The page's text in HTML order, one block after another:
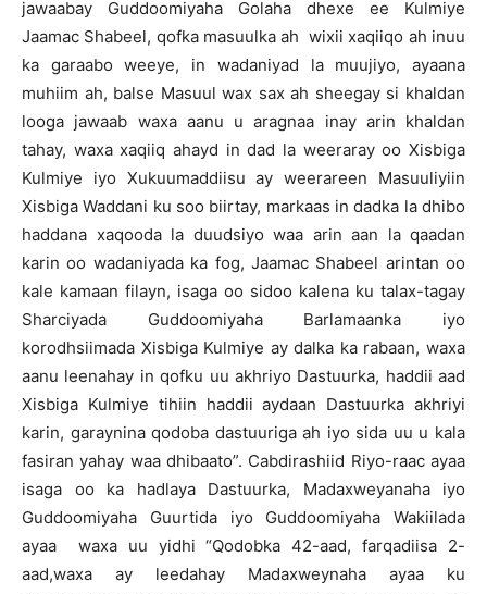
jawaabay Guddoomiyaha Golaha dhexe ee Kulmiye
Jaamac Shabeel, qofka masuulka ah wixii xaqiiqo ah inuu
ka garaabo weeye, in wadaniyad la muujiyo, ayaana
muhiim ah, balse Masuul wax sax ah sheegay si khaldan
looga jawaab waxa aanu u aragnaa inay arin khaldan
tahay, waxa xaqiiq ahayd in dad la weeraray oo Xisbiga
Kulmiye iyo Xukuumaddiisu ay weerareen Masuuliyiin
Xisbiga Waddani ku soo biirtay, markaas in dadka la dhibo
haddana xaqooda la duudsiyo waa arin aan la qaadan
karin oo wadaniyada ka fog, Jaamac Shabeel arintan oo
kale kamaan filayn, isaga oo sidoo kalena ku talax-tagay
Sharciyada Guddoomiyaha Barlamaanka iyo
korodhsiimada Xisbiga Kulmiye ay dalka ka rabaan, waxa
aanu leenahay in qofku uu akhriyo Dastuurka, haddii aad
Xisbiga Kulmiye tihiin haddii aydaan Dastuurka akhriyi
karin, garaynina qodoba dastuuriga ah iyo sida uu u kala
fasiran yahay waa dhibaato”. Cabdirashiid Riyo-raac ayaa
isaga oo ka hadlaya Dastuurka, Madaxweyanaha iyo
Guddoomiyaha Guurtida iyo Guddoomiyaha Wakiilada
ayaa waxa uu yidhi “Qodobka 42-aad, farqadiisa 2-
aad,waxa ay leedahay Madaxweynaha ayaa ku